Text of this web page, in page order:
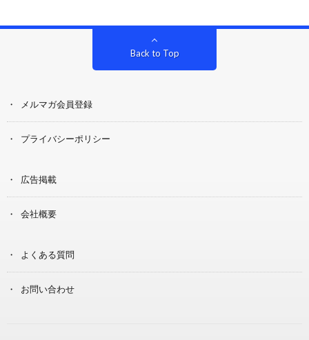
Back to Top
メルマガ会員登録
プライバシーポリシー
広告掲載
会社概要
よくある質問
お問い合わせ